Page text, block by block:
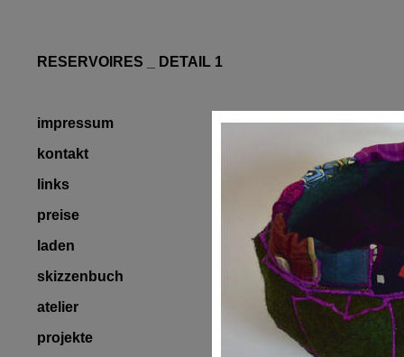
RESERVOIRES _ DETAIL 1
impressum
kontakt
links
preise
laden
skizzenbuch
atelier
projekte